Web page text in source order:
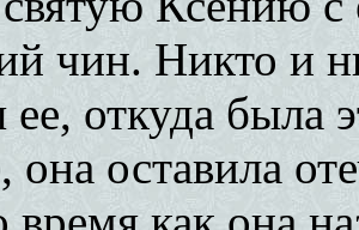
чин. Никто и
откуда была
она оставила